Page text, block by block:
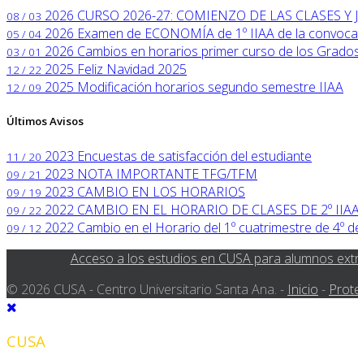
08 / 03 2026 CURSO 2026-27: COMIENZO DE LAS CLASES
05 / 04 2026 Examen de ECONOMÍA de 1º IIAA de la
03 / 01 2026 Cambios en horarios primer curso de los
12 / 22 2025 Feliz Navidad 2025
12 / 09 2025 Modificación horarios segundo semestre IIAA
Últimos Avisos
11 / 20 2023 Encuestas de satisfacción del estudiante
09 / 21 2023 NOTA IMPORTANTE TFG/TFM
09 / 19 2023 CAMBIO EN LOS HORARIOS
09 / 22 2022 CAMBIO EN EL HORARIO DE CLASES DE 2º
09 / 12 2022 Cambio en el Horario del 1º cuatrimestre de 4º
Acceso a los estudios en CUSA para alumnos
© 2026 CUSA - Centro Universitario Santa Ana. - Inicio -
CUSA